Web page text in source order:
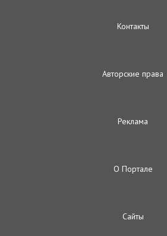
Контакты
Авторские права
Реклама
О Портале
Сайты